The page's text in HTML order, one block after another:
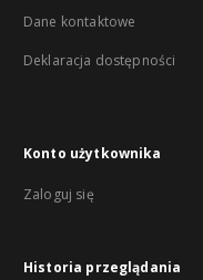
Dane kontaktowe
Deklaracja dostępności
Konto użytkownika
Zaloguj się
Historia przeglądania